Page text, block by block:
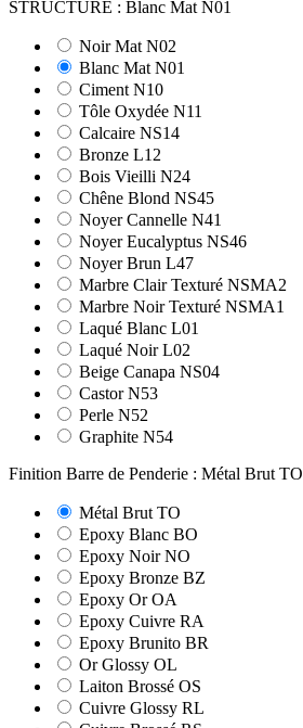
STRUCTURE : Blanc Mat N01
Noir Mat N02
Blanc Mat N01
Ciment N10
Tôle Oxydée N11
Calcaire NS14
Bronze L12
Bois Vieilli N24
Chêne Blond NS45
Noyer Cannelle N41
Noyer Eucalyptus NS46
Noyer Brun L47
Marbre Clair Texturé NSMA2
Marbre Noir Texturé NSMA1
Laqué Blanc L01
Laqué Noir L02
Beige Canapa NS04
Castor N53
Perle N52
Graphite N54
Finition Barre de Penderie : Métal Brut TO
Métal Brut TO
Epoxy Blanc BO
Epoxy Noir NO
Epoxy Bronze BZ
Epoxy Or OA
Epoxy Cuivre RA
Epoxy Brunito BR
Or Glossy OL
Laiton Brossé OS
Cuivre Glossy RL